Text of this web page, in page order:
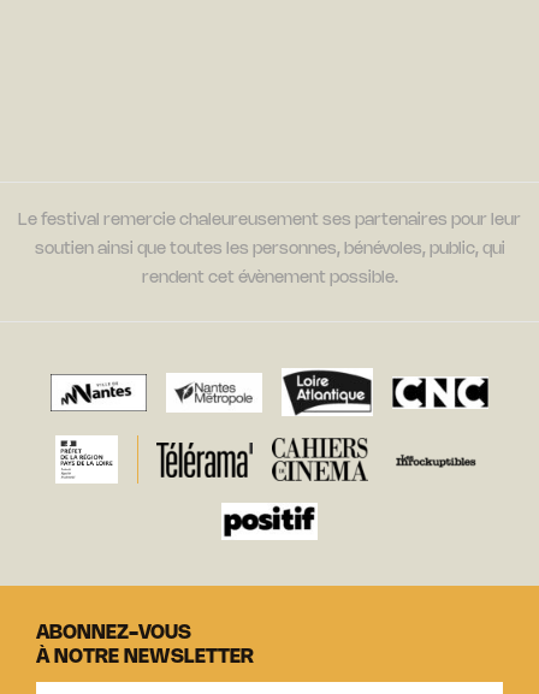
Le festival remercie chaleureusement ses partenaires pour leur
soutien ainsi que toutes les personnes, bénévoles, public, qui
rendent cet évènement possible.
ABONNEZ-VOUS
À NOTRE NEWSLETTER